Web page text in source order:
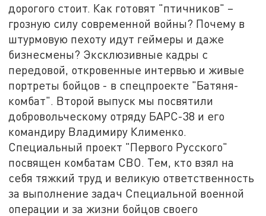
дорогого стоит. Как готовят "птичников" –
грозную силу современной войны? Почему в
штурмовую пехоту идут геймеры и даже
бизнесмены? Эксклюзивные кадры с
передовой, откровенные интервью и живые
портреты бойцов - в спецпроекте "Батяня-
комбат". Второй выпуск мы посвятили
добровольческому отряду БАРС-38 и его
командиру Владимиру Клименко.
Специальный проект "Первого Русского"
посвящен комбатам СВО. Тем, кто взял на
себя тяжкий труд и великую ответственность
за выполнение задач Специальной военной
операции и за жизни бойцов своего